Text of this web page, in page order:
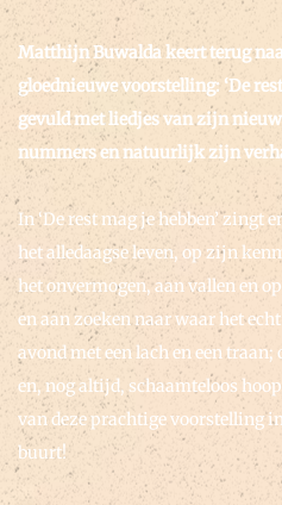
Matthijn Buwalda keert terug
gloednieuwe voorstelling: ‘De
gevuld met liedjes van zijn
nummers en natuurlijk zijn
In ‘De rest mag je hebben’
het alledaagse leven, op zijn
het onvermogen, aan vallen en
en aan zoeken naar waar het
avond met een lach en een
en, nog altijd, schaamteloos
van deze prachtige voorstelling
buurt!